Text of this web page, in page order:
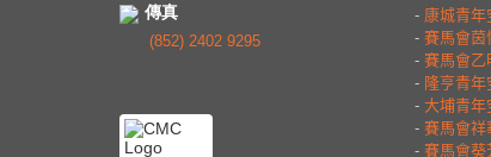
傳真
(852) 2402 9295